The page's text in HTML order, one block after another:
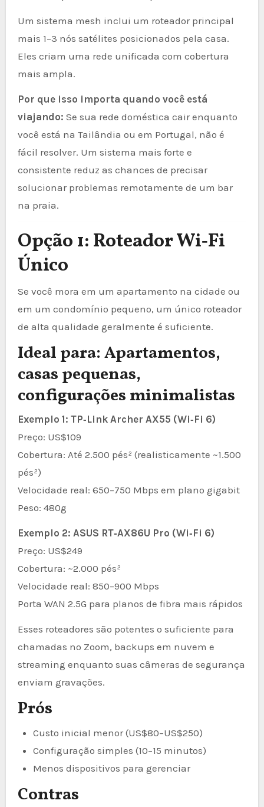
Um sistema mesh inclui um roteador principal
mais 1–3 nós satélites posicionados pela casa.
Eles criam uma rede unificada com cobertura
mais ampla.
Por que isso importa quando você está
viajando: Se sua rede doméstica cair enquanto
você está na Tailândia ou em Portugal, não é
fácil resolver. Um sistema mais forte e
consistente reduz as chances de precisar
solucionar problemas remotamente de um bar
na praia.
Opção 1: Roteador Wi‑Fi
Único
Se você mora em um apartamento na cidade ou
em um condomínio pequeno, um único roteador
de alta qualidade geralmente é suficiente.
Ideal para: Apartamentos,
casas pequenas,
configurações minimalistas
Exemplo 1: TP‑Link Archer AX55 (Wi‑Fi 6)
Preço: US$109
Cobertura: Até 2.500 pés² (realisticamente ~1.500
pés²)
Velocidade real: 650–750 Mbps em plano gigabit
Peso: 480g
Exemplo 2: ASUS RT‑AX86U Pro (Wi‑Fi 6)
Preço: US$249
Cobertura: ~2.000 pés²
Velocidade real: 850–900 Mbps
Porta WAN 2.5G para planos de fibra mais rápidos
Esses roteadores são potentes o suficiente para
chamadas no Zoom, backups em nuvem e
streaming enquanto suas câmeras de segurança
enviam gravações.
Prós
Custo inicial menor (US$80–US$250)
Configuração simples (10–15 minutos)
Menos dispositivos para gerenciar
Contras